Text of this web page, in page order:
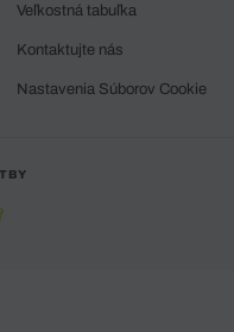
Veľkostná tabuľka
Kontaktujte nás
Nastavenia Súborov Cookie